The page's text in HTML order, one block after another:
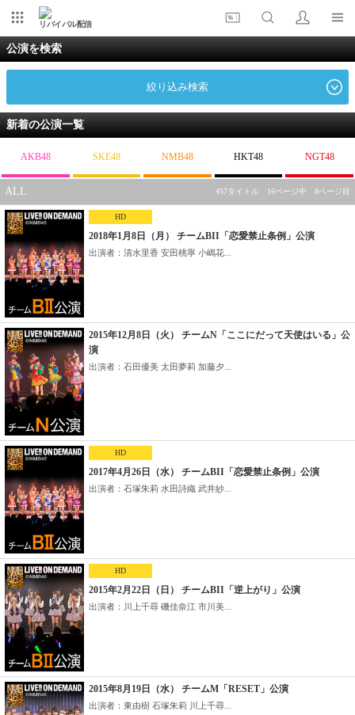
リバイバル配信
公演を検索
絞り込み検索
新着の公演一覧
AKB48 SKE48 NMB48 HKT48 NGT48
ALL 457タイトル 16ページ中 8ページ目
HD
2018年1月8日（月） チームBII「恋愛禁止条例」公演
出演者：清水里香 安田桃寧 小嶋花...
2015年12月8日（火） チームN「ここにだって天使はいる」公
演
出演者：石田優美 太田夢莉 加藤夕...
HD
2017年4月26日（水） チームBII「恋愛禁止条例」公演
出演者：石塚朱莉 水田詩織 武井紗...
HD
2015年2月22日（日） チームBII「逆上がり」公演
出演者：川上千尋 磯佳奈江 市川美...
2015年8月19日（水） チームM「RESET」公演
出演者：東由樹 石塚朱莉 川上千尋...